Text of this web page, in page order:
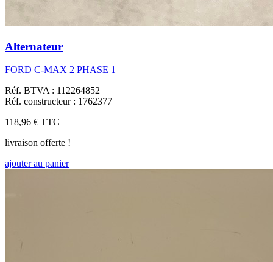
Alternateur
FORD C-MAX 2 PHASE 1
Réf. BTVA : 112264852
Réf. constructeur : 1762377
118,96 € TTC
livraison offerte !
ajouter au panier